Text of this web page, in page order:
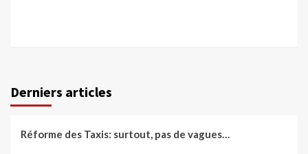
Derniers articles
Réforme des Taxis: surtout, pas de vagues…